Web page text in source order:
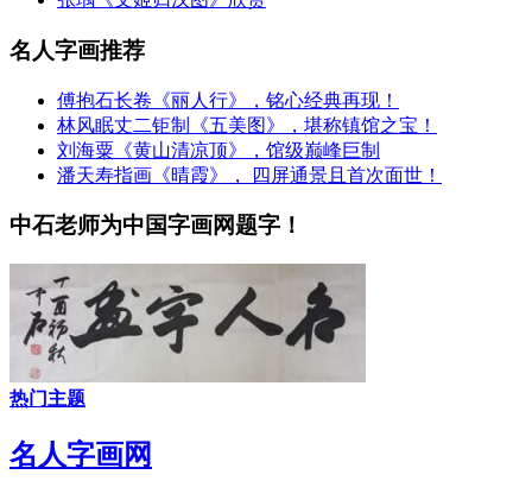
名人字画推荐
傅抱石长卷《丽人行》，铭心经典再现！
林风眠丈二钜制《五美图》，堪称镇馆之宝！
刘海粟《黄山清凉顶》，馆级巅峰巨制
潘天寿指画《晴霞》， 四屏通景且首次面世！
中石老师为中国字画网题字！
热门主题
名人字画网